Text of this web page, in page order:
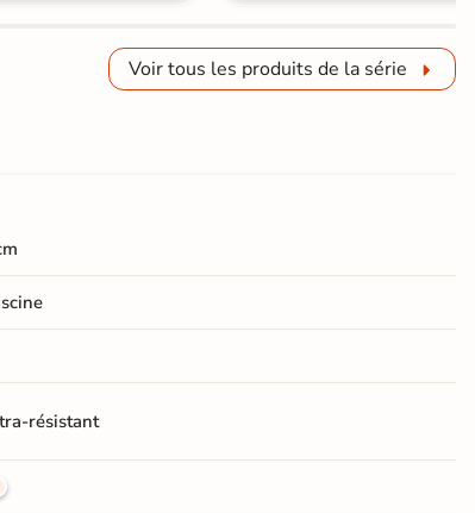
Voir tous les produits de la série
résistant